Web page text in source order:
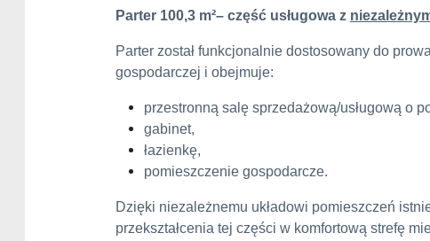
Parter 100,3 m²– część usługowa z
Parter został funkcjonalnie dostosowany do
gospodarczej i obejmuje:
przestronną salę sprzedażową/usługową o
gabinet,
łazienkę,
pomieszczenie gospodarcze.
Dzięki niezależnemu układowi pomieszczeń
przekształcenia tej części w komfortową strefę